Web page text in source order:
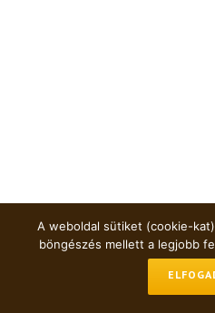
A weboldal sütiket (cookie-
böngészés mellett a legjobb